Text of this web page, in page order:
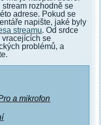
rozhodně se
adrese. Pokud se
napište, jaké byly
streamu. Od srdce
vracejících se
problémů, a
a mikrofon